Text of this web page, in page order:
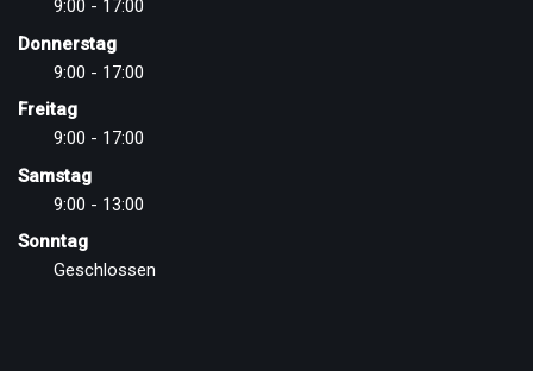
9:00 - 17:00
Donnerstag
9:00 - 17:00
Freitag
9:00 - 17:00
Samstag
9:00 - 13:00
Sonntag
Geschlossen